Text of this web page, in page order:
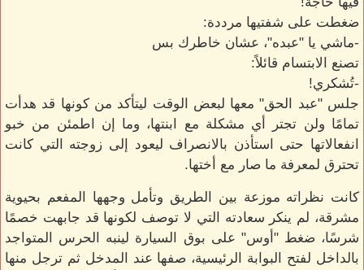
ضغطت على شفتيها مرددة:
-ماشي يا "عبده"، عشان خاطرك بس
تصنع الابتسام قائلاً:
-تُشكري!
جلس "عبد الحق" معها لبعض الوقت ليتأكد من كونها قد هدأت
تمامًا ولن تجتر أي مشكلة مع ابنتها، وما إن اطمئن من خبو
انفعالاتها حتى استأذن بالانصراف ليعود إلى زوجته التي كانت
تحترق لمعرفة ما صار مع أختها.
كانت نظراته موزعة بين الطريق وتأمل وجهها المفعم بحيوية
مشرقة، لم ينكر سعادته التي لا توصف لكونها قد جابهت خصمًا
شرسًا، ضغط "أوس" على بوق السيارة لينبه الحرس المتواجد
بالداخل لفتح البوابة الرئيسية، صفها عند المدخل ثم ترجل منها